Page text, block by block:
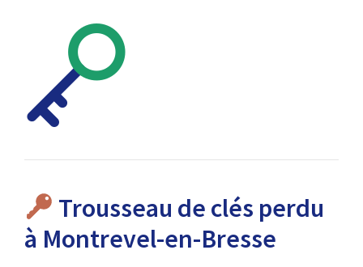
Trousseau de clés perdu
à Montrevel-en-Bresse